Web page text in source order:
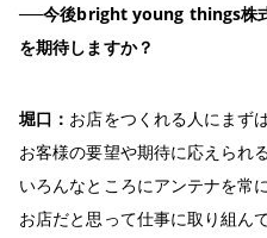
──今後bright young things株
を期待しますか？
堀口： お店をつくれる人にまず
お客様の要望や期待に応えられ
いろんなところにアンテナを常
お店だと思って仕事に取り組ん